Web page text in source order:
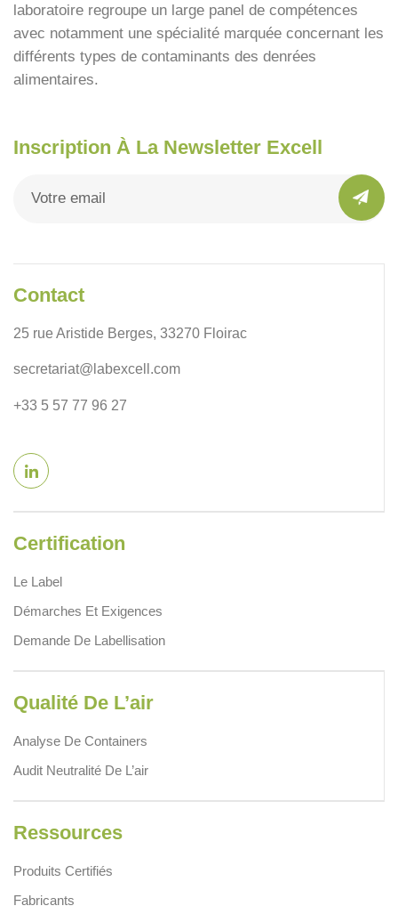
laboratoire regroupe un large panel de compétences
avec notamment une spécialité marquée concernant les
différents types de contaminants des denrées
alimentaires.
Inscription À La Newsletter Excell
Contact
25 rue Aristide Berges, 33270 Floirac
secretariat@labexcell.com
+33 5 57 77 96 27
Certification
Le Label
Démarches Et Exigences
Demande De Labellisation
Qualité De L’air
Analyse De Containers
Audit Neutralité De L’air
Ressources
Produits Certifiés
Fabricants